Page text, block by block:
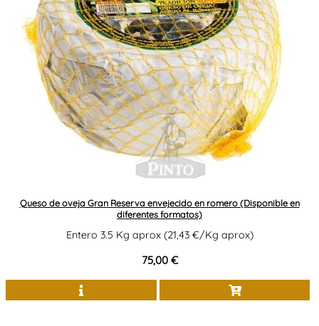
Queso de oveja Gran Reserva envejecido en romero (Disponible en
diferentes formatos)
Entero 3.5 Kg aprox (21,43 €/Kg aprox)
75,00 €